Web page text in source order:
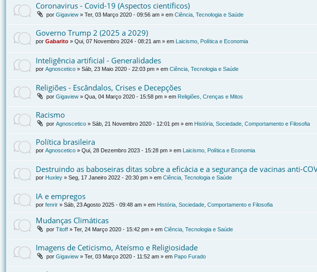
Coronavirus - Covid-19 (Aspectos científicos)
por Gigaview » Ter, 03 Março 2020 - 09:56 am » em Ciência, Tecnologia e Saúde
Governo Trump 2 (2025 a 2029)
por Gabarito » Qui, 07 Novembro 2024 - 08:21 am » em Laicismo, Política e Economia
Inteligência artificial - Generalidades
por Agnoscetico » Sáb, 23 Maio 2020 - 22:03 pm » em Ciência, Tecnologia e Saúde
Religiões - Escândalos, Crises e Decepções
por Gigaview » Qua, 04 Março 2020 - 15:58 pm » em Religiões, Crenças e Mitos
Racismo
por Agnoscetico » Sáb, 21 Novembro 2020 - 12:01 pm » em História, Sociedade, Comportamento e Filosofia
Política brasileira
por Agnoscetico » Qui, 28 Dezembro 2023 - 15:28 pm » em Laicismo, Política e Economia
Destruindo as baboseiras ditas sobre a eficácia e a segurança de vacinas anti-
por Huxley » Seg, 17 Janeiro 2022 - 20:30 pm » em Ciência, Tecnologia e Saúde
IA e empregos
por fenrir » Sáb, 23 Agosto 2025 - 09:48 am » em História, Sociedade, Comportamento e Filosofia
Mudanças Climáticas
por Titoff » Ter, 24 Março 2020 - 15:42 pm » em Ciência, Tecnologia e Saúde
Imagens de Ceticismo, Ateísmo e Religiosidade
por Gigaview » Ter, 03 Março 2020 - 11:52 am » em Papo Furado